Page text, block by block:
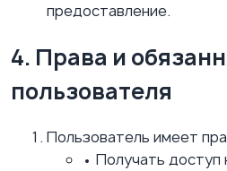
предоставление.
4. Права и
пользователя
Пользователь имеет
• Получать